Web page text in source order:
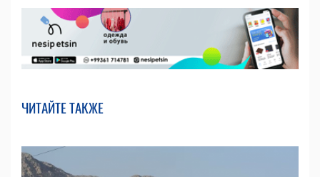
ЧИТАЙТЕ ТАКЖЕ